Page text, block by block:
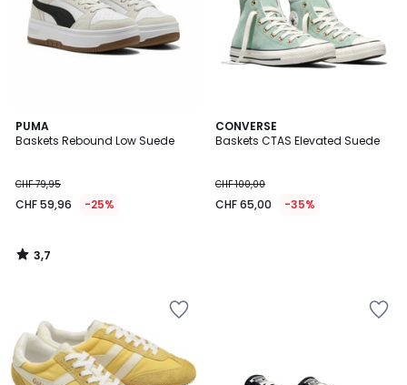
PUMA
Baskets Rebound Low Suede
CHF 79,95
CHF 59,96 -25%
3,7
/ 5
3,7
/
CONVERSE
Baskets CTAS Elevated Suede
CHF 100,00
CHF 65,00 -35%